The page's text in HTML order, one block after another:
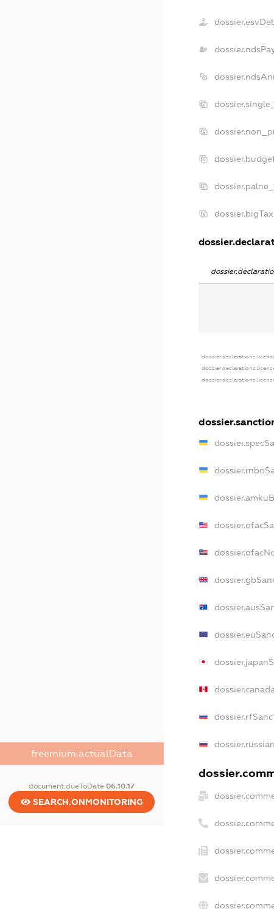
freemium.actualData
document.dueToDate06.10.17
SEARCH.ONMONITORING